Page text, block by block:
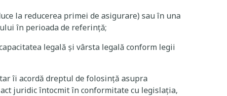
la reducerea primei de asigurare) sau în una
în perioada de referință;
legală și vârsta legală conform legii
îi acordă dreptul de folosință asupra
juridic întocmit în conformitate cu legislația,